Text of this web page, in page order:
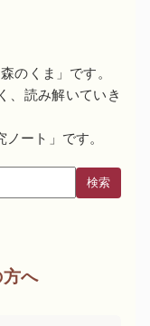
のくま」です。
、読み解いていき
ート」です。
検索
へ